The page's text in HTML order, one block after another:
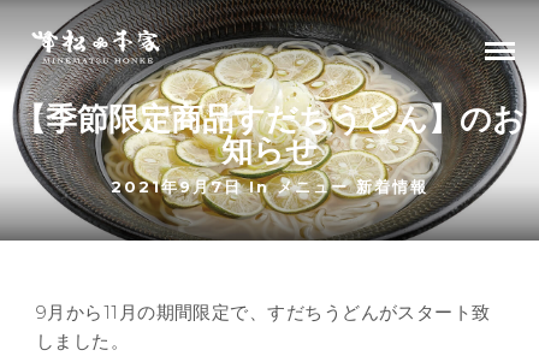
【季節限定商品すだちうどん】のお
知らせ
2021年9月7日 Inメニュー 新着情報
9月から11月の期間限定で、すだちうどんがスタート致
しました。